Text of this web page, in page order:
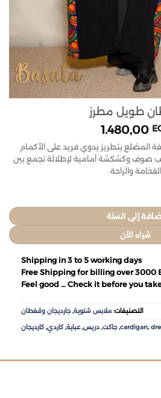
طويل مطرز
1.480,00
بتطريز يدوي فريد على الأكمام
صوف وكشكشة أمامية لإطلالة تجمع بين
والراحة.
إلى السلة
شراء الأن
Shipping in 3 to 5 working days
Free Shipping for billing over 3000
Feel good … Check it before you
التصنيفات:ملابس شتوية,جارديجان وقفطان
cardigan,
,جاكت,دريس, عباية,كاردي,كارديجان